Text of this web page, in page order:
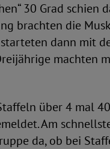
30 Grad
brachten die
dann mit
machten
über 4 mal
Am
da, ob bei